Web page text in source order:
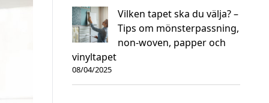
Vilken tapet ska du välja? –
Tips om mönsterpassning,
non-woven, papper och
vinyltapet
08/04/2025